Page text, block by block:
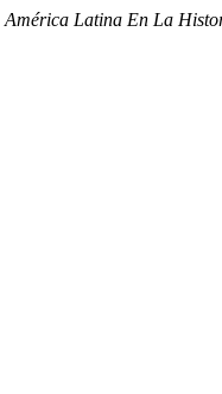
América Latina En La